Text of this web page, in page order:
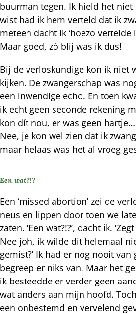
buurman tegen. Ik hield het niet
wist had ik hem verteld dat ik
meteen dacht ik ‘hoezo vertelde
Maar goed, zó blij was ik dus!
Bij de verloskundige kon ik niet
kijken. De zwangerschap was
een inwendige echo. En toen
ik echt geen seconde rekening
kon dít nou, er was geen hartje…
Nee, je kon wel zien dat ik
maar helaas was het al vroeg
Een wat?!?
Een ‘missed abortion’ zei de
neus en lippen door toen we
zaten. ‘Een wat?!?’, dacht ik.
Nee joh, ik wilde dit helemaal
gemist?’ Ik had er nog nooit
begreep er niks van. Maar het
ik besteedde er verder geen
wat anders aan mijn hoofd.
een onbestemd en vervelend